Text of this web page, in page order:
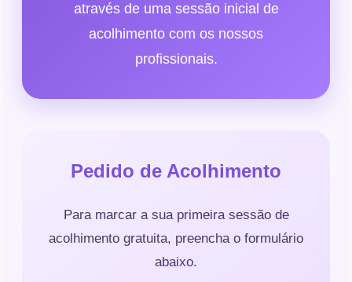
através de uma sessão inicial de
acolhimento com os nossos
profissionais.
Pedido de Acolhimento
Para marcar a sua primeira sessão de
acolhimento gratuita, preencha o formulário
abaixo.